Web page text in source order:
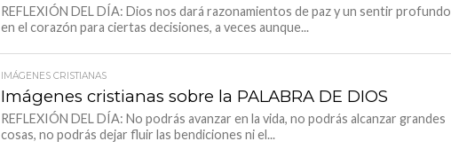
REFLEXIÓN DEL DÍA: Dios nos dará razonamientos de paz y un sentir profundo
en el corazón para ciertas decisiones, a veces aunque...
IMÁGENES CRISTIANAS
Imágenes cristianas sobre la PALABRA DE DIOS
REFLEXIÓN DEL DÍA: No podrás avanzar en la vida, no podrás alcanzar grandes
cosas, no podrás dejar fluir las bendiciones ni el...